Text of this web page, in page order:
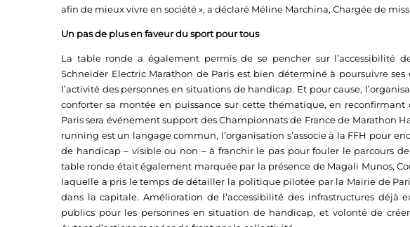
afin de mieux vivre en société », a déclaré Méline Marchina, Chargée de
Un pas de plus en faveur du sport pour tous
La table ronde a également permis de se pencher sur l’accessibilité
Schneider Electric Marathon de Paris est bien déterminé à poursuivre
l’activité des personnes en situations de handicap. Et pour cause,
conforter sa montée en puissance sur cette thématique, en
Paris sera événement support des Championnats de France de Marathon
running est un langage commun, l’organisation s’associe à la FFH pour
de handicap – visible ou non – à franchir le pas pour fouler le parcours
table ronde était également marquée par la présence de Magali Munos,
laquelle a pris le temps de détailler la politique pilotée par la Mairie de
dans la capitale. Amélioration de l’accessibilité des infrastructures déjà
publics pour les personnes en situation de handicap, et volonté de